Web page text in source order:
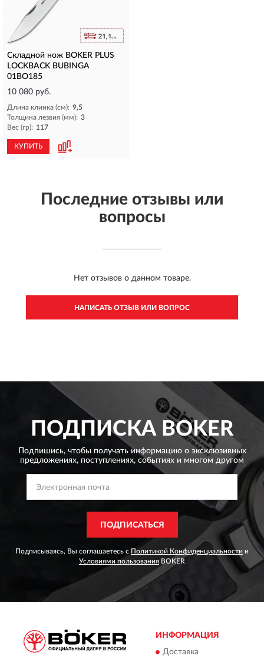
Складной нож BOKER PLUS
LOCKBACK BUBINGA
01BO185
10 080 руб.
Длина клинка (см): 9,5
Толщина лезвия (мм): 3
Вес (гр): 117
КУПИТЬ
Последние отзывы или
вопросы
Нет отзывов о данном товаре.
НАПИСАТЬ ОТЗЫВ ИЛИ ВОПРОС
ПОДПИСКА BOKER
Подпишись, чтобы получать информацию о эксклюзивных
предложениях, поступлениях, событиях и многом другом
ПОДПИСАТЬСЯ
Подписываясь, Вы соглашаетесь с Политикой Конфиденциальности и
Условиями пользования BOKER
ИНФОРМАЦИЯ
Доставка